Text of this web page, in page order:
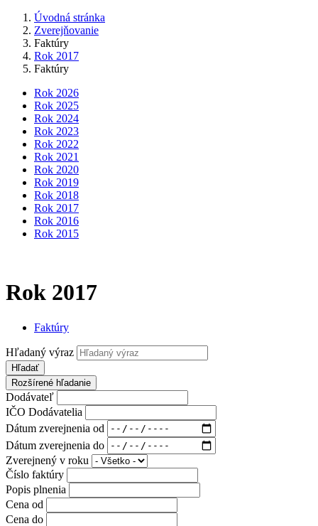
Úvodná stránka
Zverejňovanie
Faktúry
Rok 2017
Faktúry
Rok 2026
Rok 2025
Rok 2024
Rok 2023
Rok 2022
Rok 2021
Rok 2020
Rok 2019
Rok 2018
Rok 2017
Rok 2016
Rok 2015
Rok 2017
Faktúry
Hľadaný výraz
Hľadať
Rozšírené hľadanie
Dodávateľ
IČO Dodávatelia
Dátum zverejnenia od
Dátum zverejnenia do
Zverejnený v roku
Číslo faktúry
Popis plnenia
Cena od
Cena do